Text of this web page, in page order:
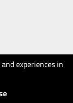
experiences in